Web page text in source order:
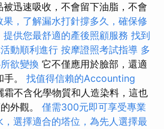
迅速吸收，不會留下油脂，不會
果，了解漏水打針撐多久，確保修
提供您最舒適的產後照顧服務 找到
動順利進行 按摩證照考試指導 多
欲變換 它不僅應用於臉部，還適
。 找值得信賴的Accounting
霜不含化學物質和人造染料，這也
外觀。 僅需300元即可享受專業
，選擇適合的塔位，為先人選擇最